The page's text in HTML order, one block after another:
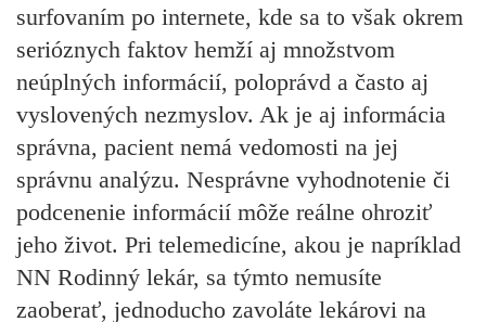
surfovaním po internete, kde sa to však okrem
serióznych faktov hemží aj množstvom
neúplných informácií, poloprávd a často aj
vyslovených nezmyslov. Ak je aj informácia
správna, pacient nemá vedomosti na jej
správnu analýzu. Nesprávne vyhodnotenie či
podcenenie informácií môže reálne ohroziť
jeho život. Pri telemedicíne, akou je napríklad
NN Rodinný lekár, sa týmto nemusíte
zaoberať, jednoducho zavoláte lekárovi na